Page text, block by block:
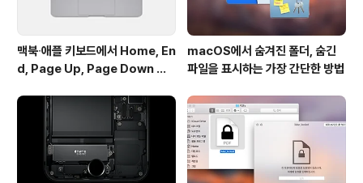
맥북∙애플 키보드에서 Home, En
d, Page Up, Page Down 키
macOS에서 숨겨진 폴더, 숨긴
파일을 표시하는 가장 간단한 방법